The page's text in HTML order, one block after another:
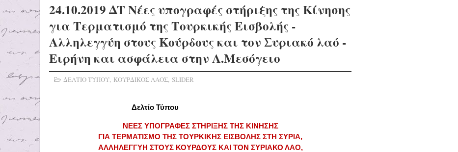
24.10.2019 ΔΤ Νέες υπογραφές στήριξης της Κίνησης
για Τερματισμό της Τουρκικής Εισβολής -
Αλληλεγγύη στους Κούρδους και τον Συριακό λαό -
Ειρήνη και ασφάλεια στην Α.Μεσόγειο
ΔΕΛΤΙΟ ΤΥΠΟΥ, ΚΟΥΡΔΙΚΟΣ ΛΑΟΣ, SLIDER
Δελτίο Τύπου
ΝΕΕΣ ΥΠΟΓΡΑΦΕΣ ΣΤΗΡΙΞΗΣ ΤΗΣ ΚΙΝΗΣΗΣ
ΓΙΑ ΤΕΡΜΑΤΙΣΜΟ ΤΗΣ ΤΟΥΡΚΙΚΗΣ ΕΙΣΒΟΛΗΣ ΣΤΗ ΣΥΡΙΑ,
ΑΛΛΗΛΕΓΓΥΗ ΣΤΟΥΣ ΚΟΥΡΔΟΥΣ ΚΑΙ ΤΟΝ ΣΥΡΙΑΚΟ ΛΑΟ,